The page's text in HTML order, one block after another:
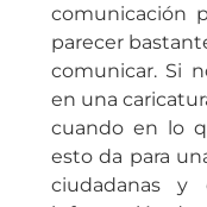
comunicación
parecer
comunicar. Si
en una
cuando en lo
esto da para
ciudadanas y